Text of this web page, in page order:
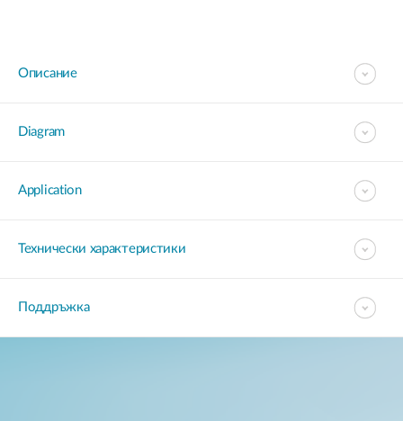
Описание
Diagram
Application
Технически характеристики
Поддръжка